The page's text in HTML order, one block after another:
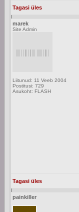
Tagasi üles
marek
Site Admin
Liitunud: 11 Veeb 2004
Postitusi: 729
Asukoht: FLASH
Tagasi üles
painkiller